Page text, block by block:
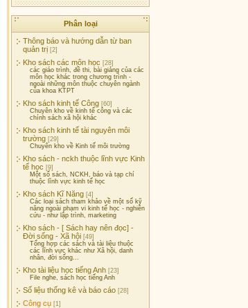
Phân loại
Thông báo và hướng dẫn từ ban
quản trị [2]
Kho sách các môn học [28]
các giáo trình, đề thi, bài giảng của các
môn học khác trong chương trình -
ngoài những môn thuộc chuyên ngành
của khoa KTPT
Kho sách kinh tế Công [60]
Chuyên kho về kinh tế công và các
chính sách xã hội khác
Kho sách kinh tế tài nguyên môi
trường [29]
Chuyên kho về Kinh tế môi trường
Kho sách - nckh thuộc lĩnh vực Kinh
tế học [9]
Một số sách, NCKH, báo và tạp chí
thuộc lĩnh vực kinh tế học
Kho sách Kĩ Năng [4]
Các loại sách tham khảo về một số kỹ
năng ngoài phạm vi kinh tế học - nghiên
cứu - như lập trình, marketing
Kho sách - [ Sách hay nên đọc] -
Đời sống - Xã hội [49]
Tổng hợp các sách và tài liệu thuộc
các lĩnh vực khác như Xã hội, danh
nhân, đời sống...
Kho tài liệu học tiếng Anh [23]
File nghe, sách học tiếng Anh
Số liệu thống kê và báo cáo [28]
Công cụ [1]